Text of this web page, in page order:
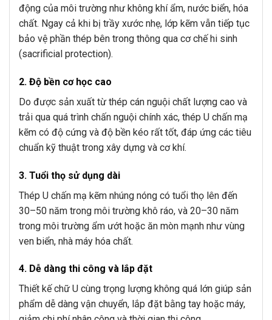
động của môi trường như không khí ẩm, nước biển, hóa
chất. Ngay cả khi bị trầy xước nhẹ, lớp kẽm vẫn tiếp tục
bảo vệ phần thép bên trong thông qua cơ chế hi sinh
(sacrificial protection).
2. Độ bền cơ học cao
Do được sản xuất từ thép cán nguội chất lượng cao và
trải qua quá trình chấn nguội chính xác, thép U chấn mạ
kẽm có độ cứng và độ bền kéo rất tốt, đáp ứng các tiêu
chuẩn kỹ thuật trong xây dựng và cơ khí.
3. Tuổi thọ sử dụng dài
Thép U chấn mạ kẽm nhúng nóng có tuổi thọ lên đến
30–50 năm trong môi trường khô ráo, và 20–30 năm
trong môi trường ẩm ướt hoặc ăn mòn mạnh như vùng
ven biển, nhà máy hóa chất.
4. Dễ dàng thi công và lắp đặt
Thiết kế chữ U cùng trọng lượng không quá lớn giúp sản
phẩm dễ dàng vận chuyển, lắp đặt bằng tay hoặc máy,